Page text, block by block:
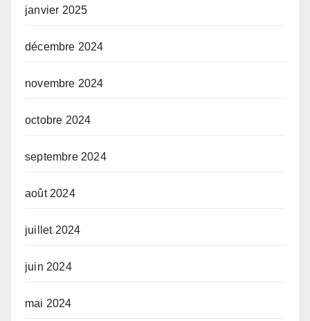
janvier 2025
décembre 2024
novembre 2024
octobre 2024
septembre 2024
août 2024
juillet 2024
juin 2024
mai 2024